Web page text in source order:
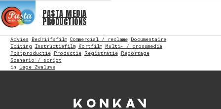
PASTA MEDIA
PRODUCTIONS
Advies Bedrijfsfilm Commercial / reclame Documentaire
Editing Instructiefilm Kortfilm Multi- / crossmedia
Postproductie Productie Registratie Reportage
Scenario / script
in
Lage Zwaluwe